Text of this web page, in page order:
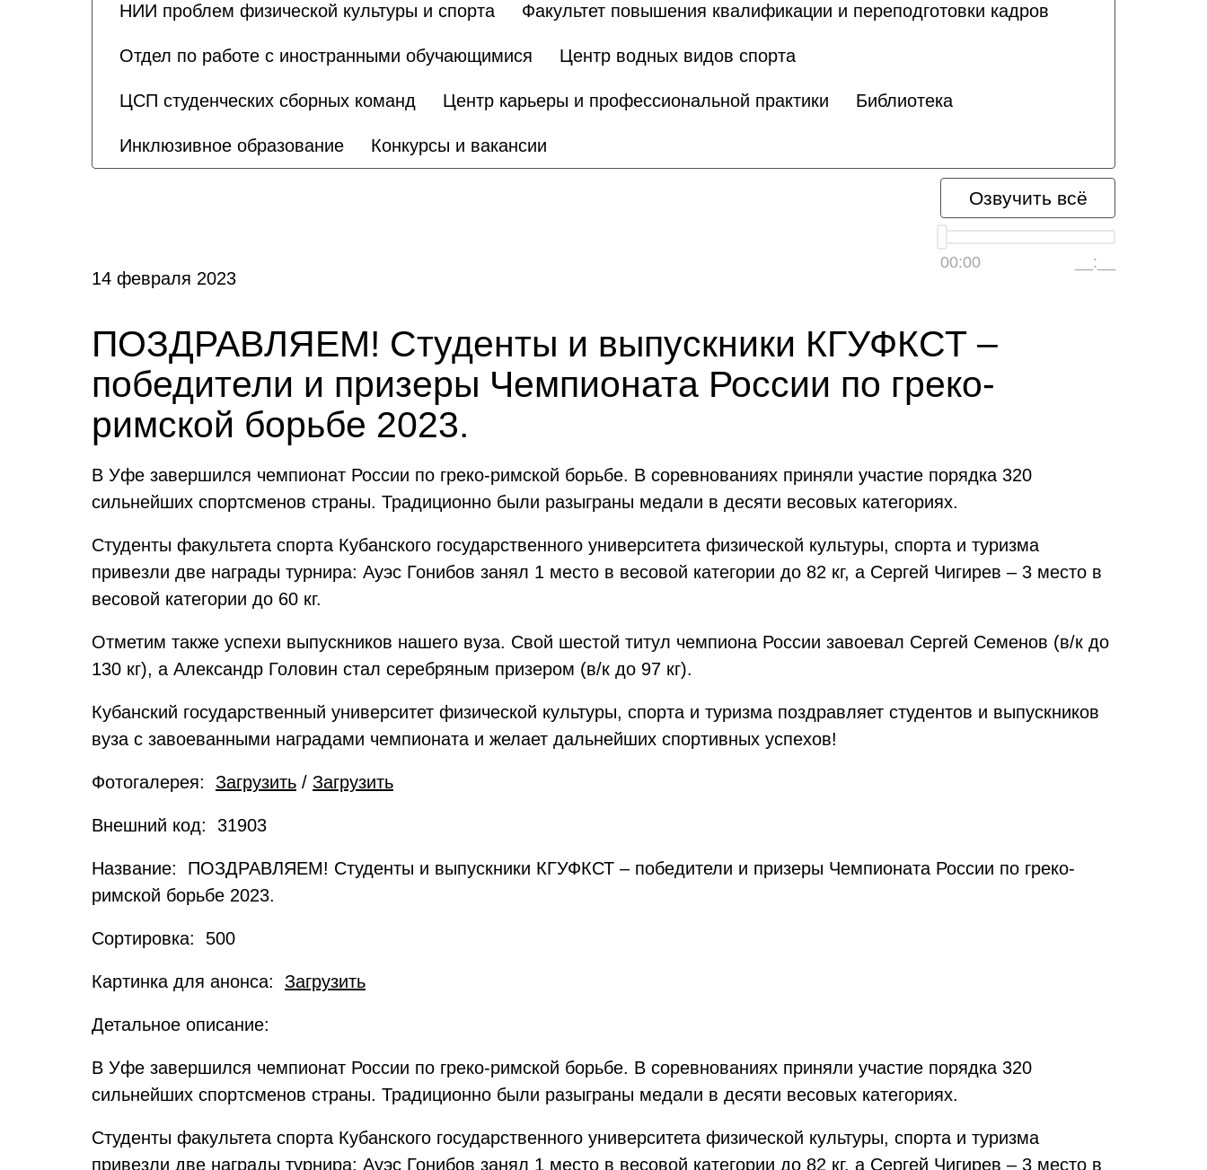
НИИ проблем физической культуры и спорта Факультет повышения квалификации и переподготовки кадров
Отдел по работе с иностранными обучающимися Центр водных видов спорта
ЦСП студенческих сборных команд Центр карьеры и профессиональной практики Библиотека
Инклюзивное образование Конкурсы и вакансии
Озвучить всё
00:00 __:__
14 февраля 2023
ПОЗДРАВЛЯЕМ! Студенты и выпускники КГУФКСТ –
победители и призеры Чемпионата России по греко-
римской борьбе 2023.
В Уфе завершился чемпионат России по греко-римской борьбе. В соревнованиях приняли участие порядка 320
сильнейших спортсменов страны. Традиционно были разыграны медали в десяти весовых категориях.
Студенты факультета спорта Кубанского государственного университета физической культуры, спорта и туризма
привезли две награды турнира: Ауэс Гонибов занял 1 место в весовой категории до 82 кг, а Сергей Чигирев – 3 место в
весовой категории до 60 кг.
Отметим также успехи выпускников нашего вуза. Свой шестой титул чемпиона России завоевал Сергей Семенов (в/к до
130 кг), а Александр Головин стал серебряным призером (в/к до 97 кг).
Кубанский государственный университет физической культуры, спорта и туризма поздравляет студентов и выпускников
вуза с завоеванными наградами чемпионата и желает дальнейших спортивных успехов!
Фотогалерея: Загрузить / Загрузить
Внешний код: 31903
Название: ПОЗДРАВЛЯЕМ! Студенты и выпускники КГУФКСТ – победители и призеры Чемпионата России по греко-
римской борьбе 2023.
Сортировка: 500
Картинка для анонса: Загрузить
Детальное описание:
В Уфе завершился чемпионат России по греко-римской борьбе. В соревнованиях приняли участие порядка 320
сильнейших спортсменов страны. Традиционно были разыграны медали в десяти весовых категориях.
Студенты факультета спорта Кубанского государственного университета физической культуры, спорта и туризма
привезли две награды турнира: Ауэс Гонибов занял 1 место в весовой категории до 82 кг, а Сергей Чигирев – 3 место в